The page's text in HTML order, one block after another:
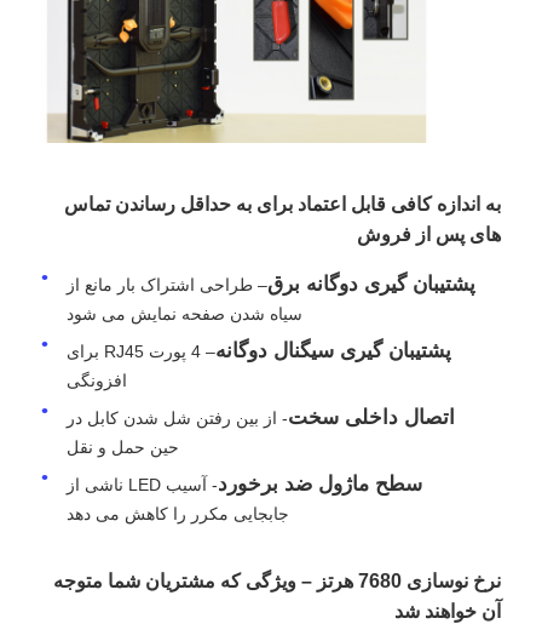
نمایشگر LED ویدیو وال
صفحه نمایش LED
صفحه نمایش کنسرت LED
صفحه نمایش LED SMD
به اندازه کافی قابل اعتماد برای به حداقل رساندن تماس
های پس از فروش
پشتیبان گیری دوگانه برق– طراحی اشتراک بار مانع از
سیاه شدن صفحه نمایش می شود
پشتیبان گیری سیگنال دوگانه
– 4 پورت RJ45 برای
افزونگی
اتصال داخلی سخت- از بین رفتن شل شدن کابل در
حین حمل و نقل
سطح ماژول ضد برخورد
- آسیب LED ناشی از
جابجایی مکرر را کاهش می دهد
نرخ نوسازی 7680 هرتز – ویژگی که مشتریان شما متوجه
آن خواهند شد